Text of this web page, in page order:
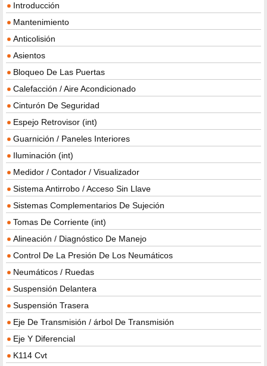
Introducción
Mantenimiento
Anticolisión
Asientos
Bloqueo De Las Puertas
Calefacción / Aire Acondicionado
Cinturón De Seguridad
Espejo Retrovisor (int)
Guarnición / Paneles Interiores
Iluminación (int)
Medidor / Contador / Visualizador
Sistema Antirrobo / Acceso Sin Llave
Sistemas Complementarios De Sujeción
Tomas De Corriente (int)
Alineación / Diagnóstico De Manejo
Control De La Presión De Los Neumáticos
Neumáticos / Ruedas
Suspensión Delantera
Suspensión Trasera
Eje De Transmisión / árbol De Transmisión
Eje Y Diferencial
K114 Cvt